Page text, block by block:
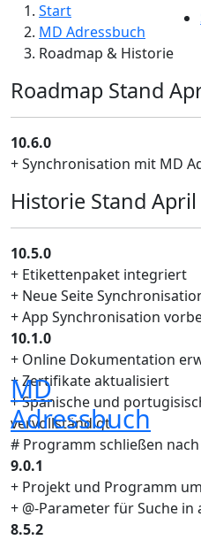
MD
Adressbuch
Start
MD Adressbuch
Roadmap & Historie
Roadmap Stand
10.6.0
+ Synchronisation mit MD
Historie Stand April
10.5.0
+ Etikettenpaket integriert
+ Neue Seite
+ App Synchronisation
10.1.0
+ Online Dokumentation
+ Zertifikate aktualisiert
+ Spanische und
vervollständigt
# Programm schließen
9.0.1
+ Projekt und Programm
+ @-Parameter für Suche
8.5.2